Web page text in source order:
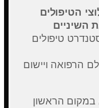
מחלוצי הטיפולים
טיפולים
הרפואה ויישום
במקום הראשון